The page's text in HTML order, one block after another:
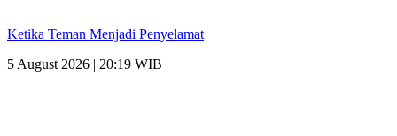
Ketika Teman Menjadi Penyelamat
5 August 2026 | 20:19 WIB